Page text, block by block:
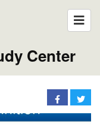
Center